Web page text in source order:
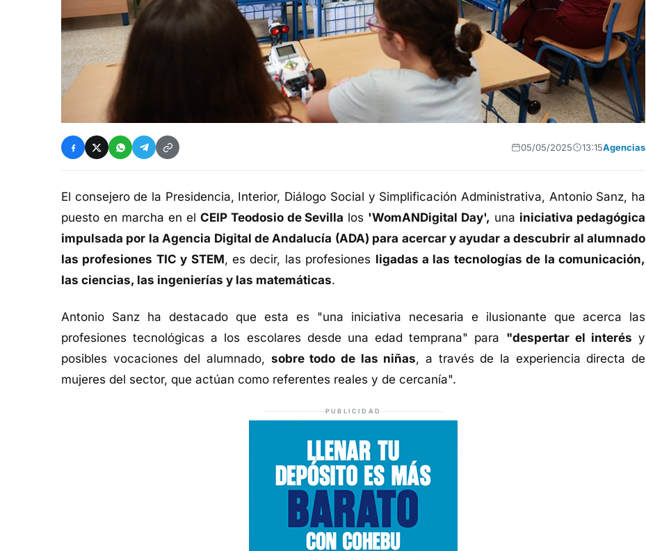
05/05/2025 13:15Agencias
El consejero de la Presidencia, Interior, Diálogo Social y Simplificación Administrativa, Antonio Sanz, ha
puesto en marcha en el CEIP Teodosio de Sevilla los 'WomANDigital Day', una iniciativa pedagógica
impulsada por la Agencia Digital de Andalucía (ADA) para acercar y ayudar a descubrir al alumnado
las profesiones TIC y STEM, es decir, las profesiones ligadas a las tecnologías de la comunicación,
las ciencias, las ingenierías y las matemáticas.
Antonio Sanz ha destacado que esta es "una iniciativa necesaria e ilusionante que acerca las
profesiones tecnológicas a los escolares desde una edad temprana" para "despertar el interés y
posibles vocaciones del alumnado, sobre todo de las niñas, a través de la experiencia directa de
mujeres del sector, que actúan como referentes reales y de cercanía".
PUBLICIDAD